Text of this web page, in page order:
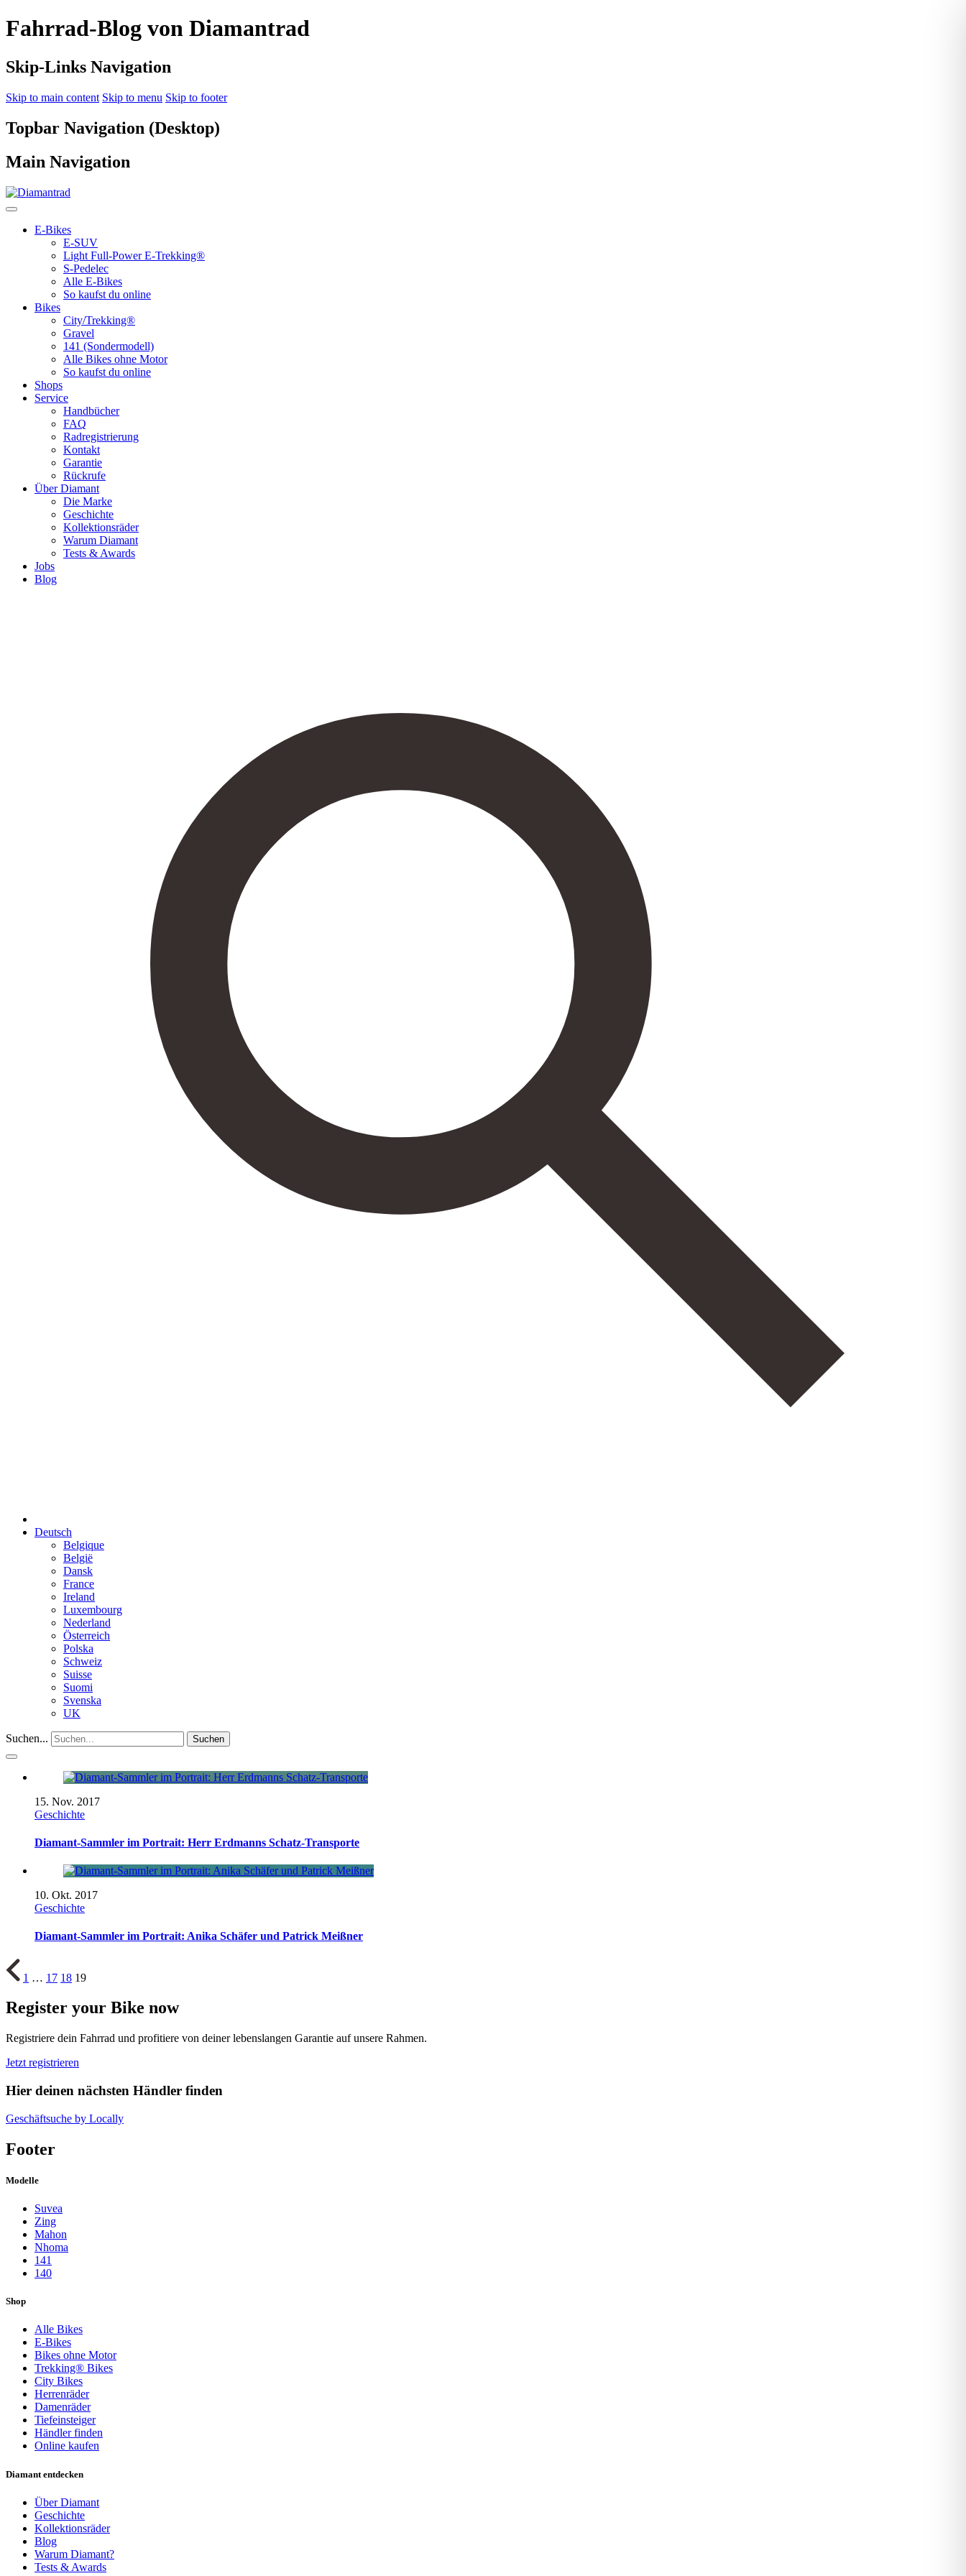
Fahrrad-Blog von Diamantrad
Skip-Links Navigation
Skip to main content Skip to menu Skip to footer
Topbar Navigation (Desktop)
Main Navigation
E-Bikes
E-SUV
Light Full-Power E-Trekking®
S-Pedelec
Alle E-Bikes
So kaufst du online
Bikes
City/Trekking®
Gravel
141 (Sondermodell)
Alle Bikes ohne Motor
So kaufst du online
Shops
Service
Handbücher
FAQ
Radregistrierung
Kontakt
Garantie
Rückrufe
Über Diamant
Die Marke
Geschichte
Kollektionsräder
Warum Diamant
Tests & Awards
Jobs
Blog
Deutsch
Belgique
België
Dansk
France
Ireland
Luxembourg
Nederland
Österreich
Polska
Schweiz
Suisse
Suomi
Svenska
UK
Suchen... Suchen
15. Nov. 2017
Geschichte
Diamant-Sammler im Portrait: Herr Erdmanns Schatz-Transporte
10. Okt. 2017
Geschichte
Diamant-Sammler im Portrait: Anika Schäfer und Patrick Meißner
1 … 17 18 19
Register your Bike now
Registriere dein Fahrrad und profitiere von deiner lebenslangen Garantie auf unsere Rahmen.
Jetzt registrieren
Hier deinen nächsten Händler finden
Geschäftsuche by Locally
Footer
Modelle
Suvea
Zing
Mahon
Nhoma
141
140
Shop
Alle Bikes
E-Bikes
Bikes ohne Motor
Trekking® Bikes
City Bikes
Herrenräder
Damenräder
Tiefeinsteiger
Händler finden
Online kaufen
Diamant entdecken
Über Diamant
Geschichte
Kollektionsräder
Blog
Warum Diamant?
Tests & Awards